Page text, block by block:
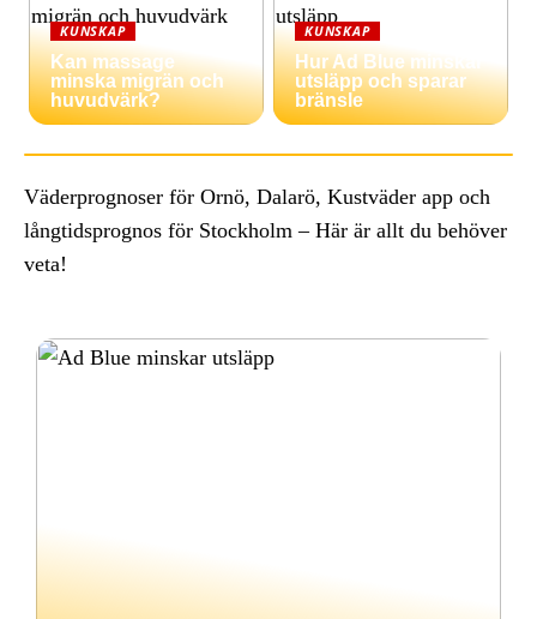
KUNSKAP
Kan massage
minska migrän och
huvudvärk?
KUNSKAP
Hur Ad Blue minskar
utsläpp och sparar
bränsle
Väderprognoser för Ornö, Dalarö, Kustväder app och
långtidsprognos för Stockholm – Här är allt du behöver
veta!